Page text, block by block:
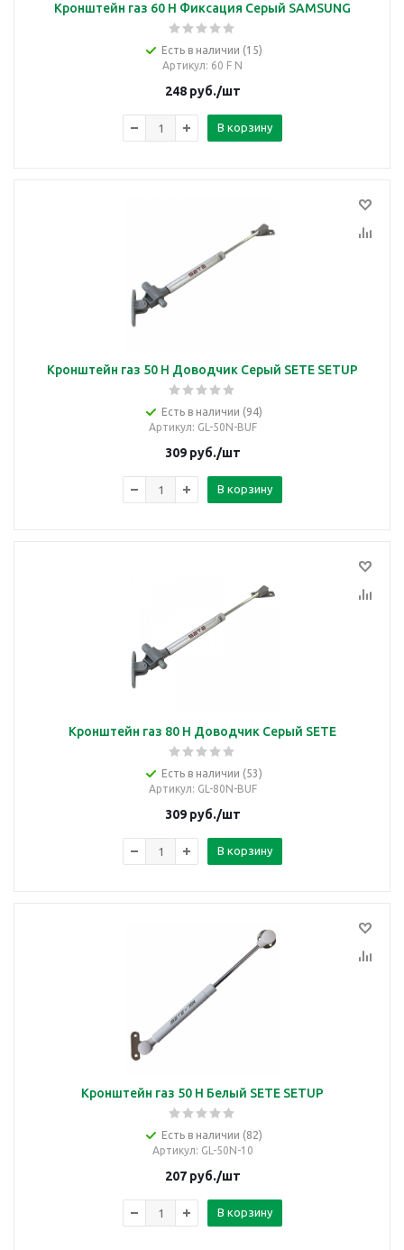
Кронштейн газ 60 Н Фиксация Серый SAMSUNG
Есть в наличии (15)
Артикул: 60 F N
248руб./шт
В корзину
Кронштейн газ 50 Н Доводчик Серый SETE SETUP
Есть в наличии (94)
Артикул: GL-50N-BUF
309руб./шт
В корзину
Кронштейн газ 80 Н Доводчик Серый SETE
Есть в наличии (53)
Артикул: GL-80N-BUF
309руб./шт
В корзину
Кронштейн газ 50 Н Белый SETE SETUP
Есть в наличии (82)
Артикул: GL-50N-10
207руб./шт
В корзину